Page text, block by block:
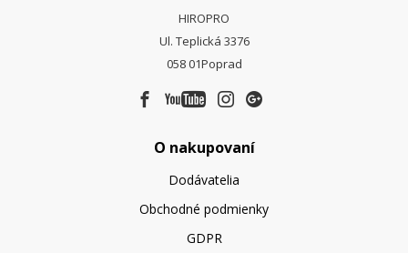
HIROPRO
Ul. Teplická 3376
058 01Poprad
O nakupovaní
Dodávatelia
Obchodné podmienky
GDPR